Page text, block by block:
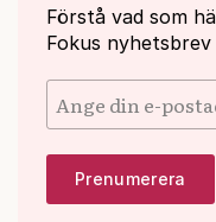
Förstå vad som
Fokus